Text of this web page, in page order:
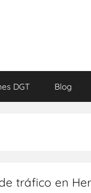
DGT Blog
tráfico en